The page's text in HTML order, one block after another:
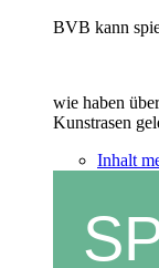
BVB kann
wie haben
Kunstrasen
Inhalt